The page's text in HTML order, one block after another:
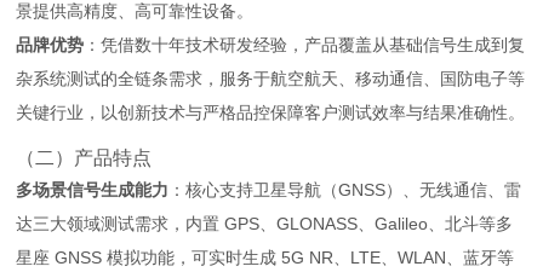
景提供高精度、高可靠性设备。
品牌优势 ：凭借数十年技术研发经验，产品覆盖从基础信号生成到复
杂系统测试的全链条需求，服务于航空航天、移动通信、国防电子等
关键行业，以创新技术与严格品控保障客户测试效率与结果准确性。
（二）产品特点
多场景信号生成能力 ：核心支持卫星导航（GNSS）、无线通信、雷
达三大领域测试需求，内置 GPS、GLONASS、Galileo、北斗等多
星座 GNSS 模拟功能，可实时生成 5G NR、LTE、WLAN、蓝牙等